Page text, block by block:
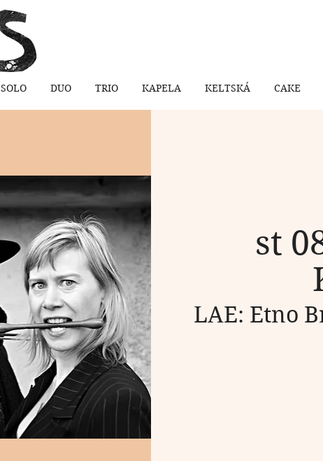
SOLO DUO TRIO KAPELA KELTSKÁ CAKE
st
LAE: Etno